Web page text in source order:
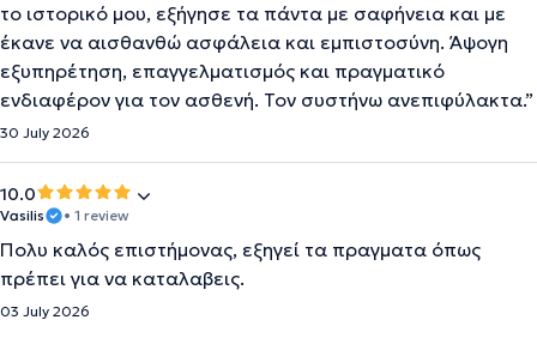
το ιστορικό μου, εξήγησε τα πάντα με σαφήνεια και με
έκανε να αισθανθώ ασφάλεια και εμπιστοσύνη. Άψογη
εξυπηρέτηση, επαγγελματισμός και πραγματικό
ενδιαφέρον για τον ασθενή. Τον συστήνω ανεπιφύλακτα.”
30 July 2026
10.0
Vasilis • 1 review
Πολυ καλός επιστήμονας, εξηγεί τα πραγματα όπως
πρέπει για να καταλαβεις.
03 July 2026